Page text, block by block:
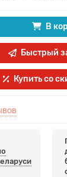
В
Быстрый
Купить со